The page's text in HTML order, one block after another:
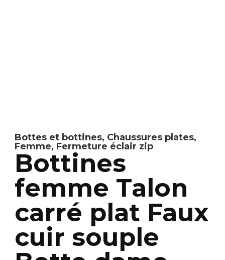
Bottes et bottines, Chaussures plates,
Femme, Fermeture éclair zip
Bottines
femme Talon
carré plat Faux
cuir souple